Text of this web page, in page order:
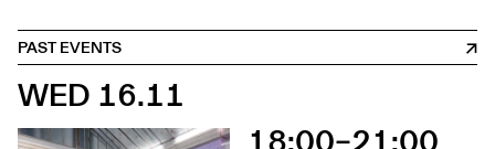
PAST EVENTS
WED 16.11